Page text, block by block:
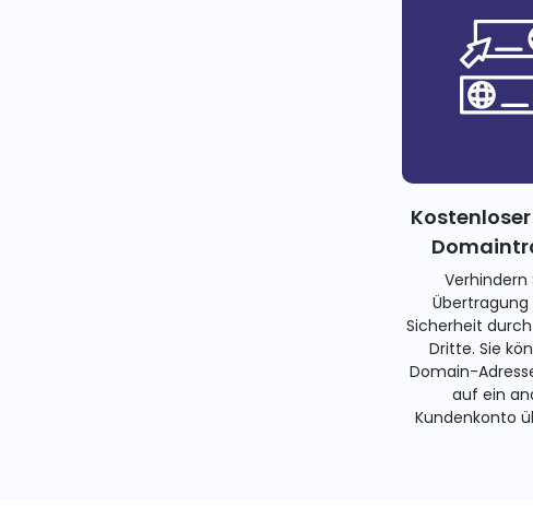
Verhindern
Sicherheit
Dritte. Sie
Domain-
auf ein
Kundenkonto